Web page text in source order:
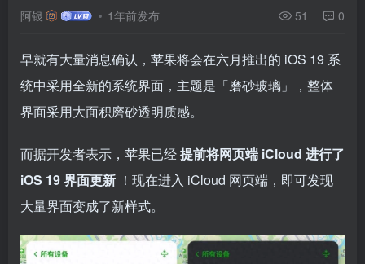
阿银 1年前发布 51 0
早就有大量消息确认，苹果将会在六月推出的 iOS 19 系
统中采用全新的系统界面，主题是「磨砂玻璃」，整体
界面采用大面积磨砂透明质感。
而据开发者表示，苹果已经提前将网页端 iCloud 进行了
iOS 19 界面更新 ！现在进入 iCloud 网页端，即可发现
大量界面变成了新样式。